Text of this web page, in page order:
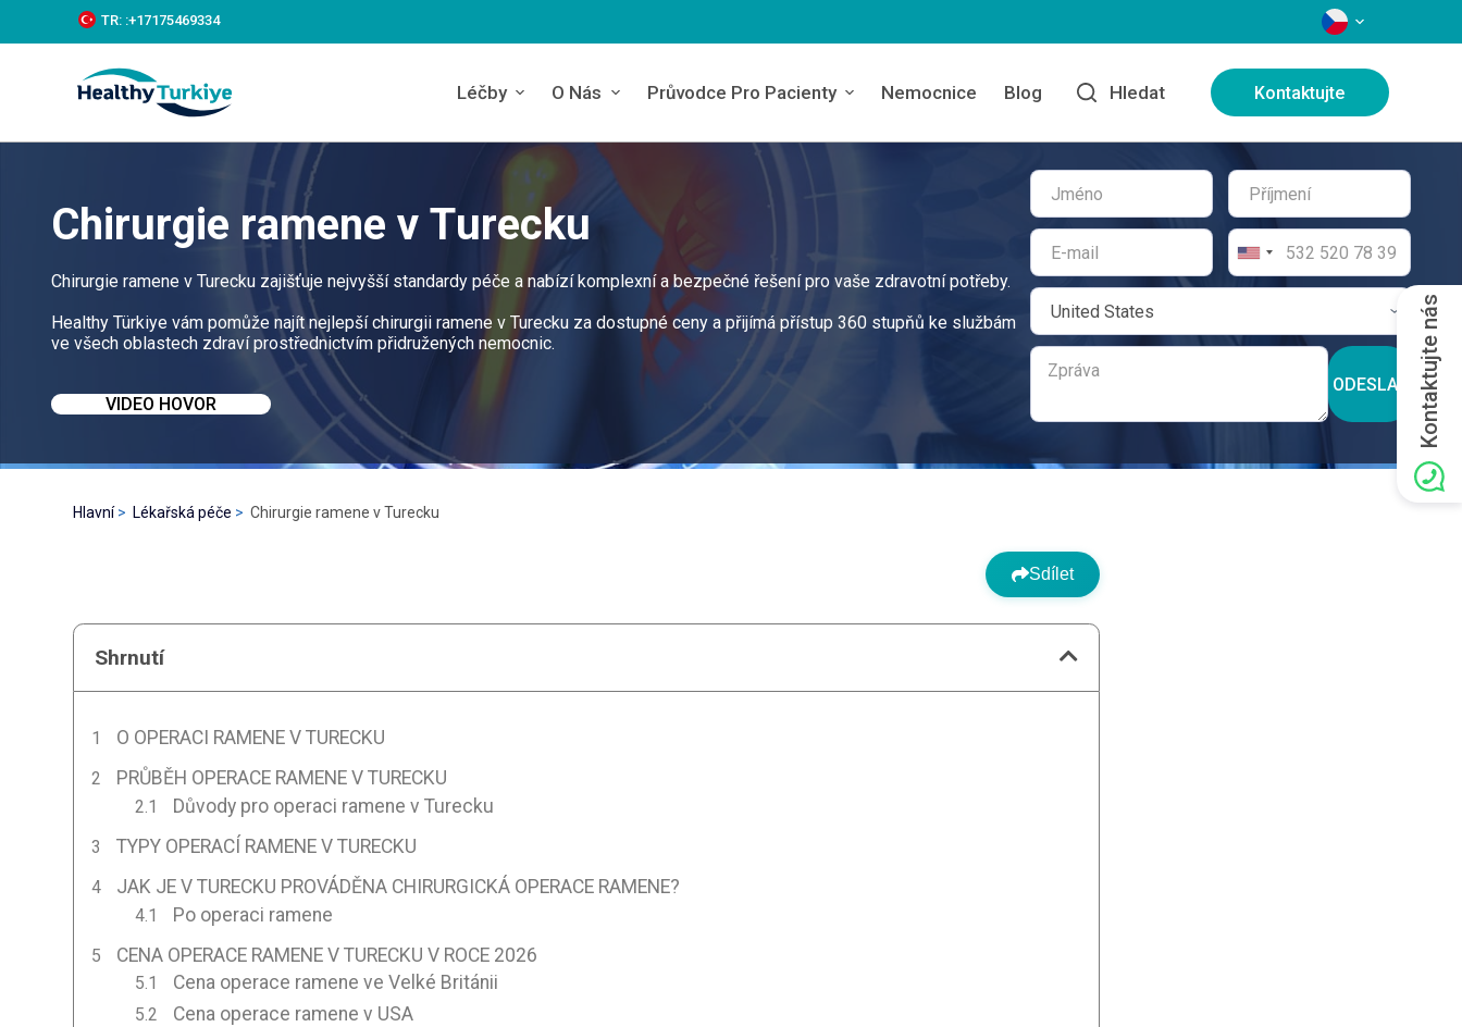
k
c
TR: :+‪17175469334‬ JAZYKY
Léčby O Nás Průvodce Pro Pacienty Nemocnice Blog Hledat Kontaktujte
Chirurgie ramene v Turecku
Chirurgie ramene v Turecku zajišťuje nejvyšší standardy péče a nabízí komplexní a bezpečné řešení pro vaše zdravotní potřeby.
Healthy Türkiye vám pomůže najít nejlepší chirurgii ramene v Turecku za dostupné ceny a přijímá přístup 360 stupňů ke službám
ve všech oblastech zdraví prostřednictvím přidružených nemocnic.
VIDEO HOVOR
ODESLAT
Hlavní Lékařská péče Chirurgie ramene v Turecku
Sdílet
Shrnutí
O OPERACI RAMENE V TURECKU
PRŮBĚH OPERACE RAMENE V TURECKU
Důvody pro operaci ramene v Turecku
TYPY OPERACÍ RAMENE V TURECKU
JAK JE V TURECKU PROVÁDĚNA CHIRURGICKÁ OPERACE RAMENE?
Po operaci ramene
CENA OPERACE RAMENE V TURECKU V ROCE 2026
Cena operace ramene ve Velké Británii
Cena operace ramene v USA
Kontaktujte nás